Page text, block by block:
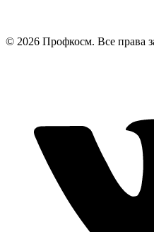
© 2026 Профкосм. Все права